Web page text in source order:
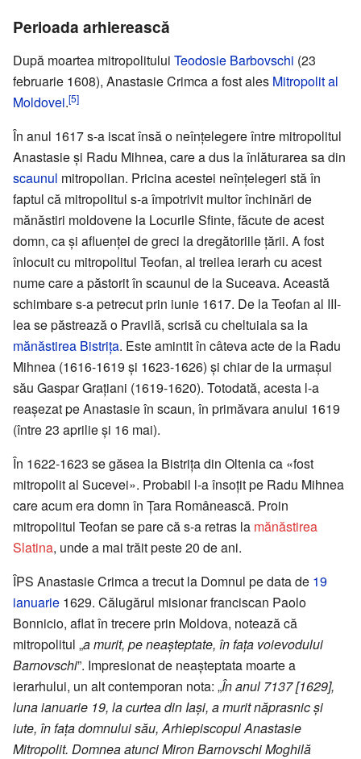
Perioada arhierească
După moartea mitropolitului Teodosie Barbovschi (23
februarie 1608), Anastasie Crimca a fost ales Mitropolit al
Moldovei.[5]
În anul 1617 s-a iscat însă o neînțelegere între mitropolitul
Anastasie și Radu Mihnea, care a dus la înlăturarea sa din
scaunul mitropolian. Pricina acestei neînțelegeri stă în
faptul că mitropolitul s-a împotrivit multor închinări de
mănăstiri moldovene la Locurile Sfinte, făcute de acest
domn, ca și afluenței de greci la dregătoriile țării. A fost
înlocuit cu mitropolitul Teofan, al treilea ierarh cu acest
nume care a păstorit în scaunul de la Suceava. Această
schimbare s-a petrecut prin iunie 1617. De la Teofan al III-
lea se păstrează o Pravilă, scrisă cu cheltuiala sa la
mănăstirea Bistrița. Este amintit în câteva acte de la Radu
Mihnea (1616-1619 și 1623-1626) și chiar de la urmașul
său Gaspar Grațiani (1619-1620). Totodată, acesta l-a
reașezat pe Anastasie în scaun, în primăvara anului 1619
(între 23 aprilie și 16 mai).
În 1622-1623 se găsea la Bistrița din Oltenia ca «fost
mitropolit al Sucevei». Probabil l-a însoțit pe Radu Mihnea
care acum era domn în Țara Românească. Proin
mitropolitul Teofan se pare că s-a retras la mănăstirea
Slatina, unde a mai trăit peste 20 de ani.
ÎPS Anastasie Crimca a trecut la Domnul pe data de 19
ianuarie 1629. Călugărul misionar franciscan Paolo
Bonnicio, aflat în trecere prin Moldova, notează că
mitropolitul „a murit, pe neașteptate, în fața voievodului
Barnovschi”. Impresionat de neașteptata moarte a
ierarhului, un alt contemporan nota: „În anul 7137 [1629],
luna ianuarie 19, la curtea din Iași, a murit năprasnic și
iute, în fața domnului său, Arhiepiscopul Anastasie
Mitropolit. Domnea atunci Miron Barnovschi Moghilă